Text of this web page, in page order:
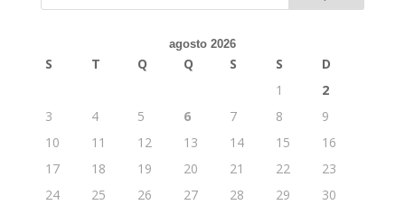
agosto 2026
S T Q Q S S
D
1
2
3
4 5 6 7 8
9
10
11 12 13 14 15
16
17
18 19 20 21 22
23
24
25 26 27 28 29
30